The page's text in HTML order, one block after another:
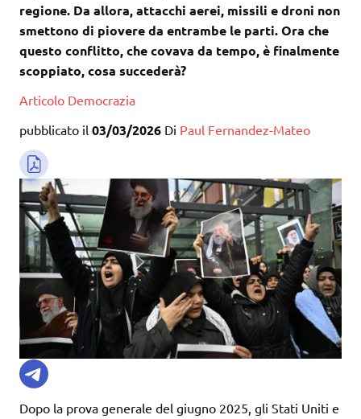
regione. Da allora, attacchi aerei, missili e droni non
smettono di piovere da entrambe le parti. Ora che
questo conflitto, che covava da tempo, è finalmente
scoppiato, cosa succederà?
Articolo Democrazia
pubblicato il 03/03/2026 Di Paul Fernandez-Mateo
Dopo la prova generale del giugno 2025, gli Stati Uniti e